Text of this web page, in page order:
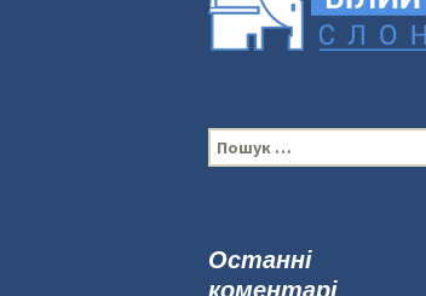
П
о
:Останні
коментарі